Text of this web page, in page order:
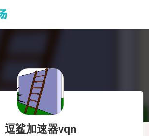
逗鲨加速器vqn